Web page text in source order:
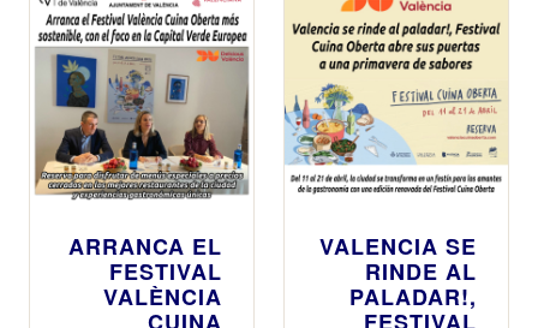
ARRANCA EL
FESTIVAL
VALÈNCIA
CUINA
VALENCIA SE
RINDE AL
PALADAR!,
FESTIVAL